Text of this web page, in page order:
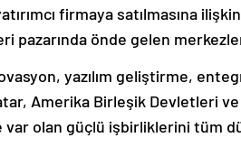
firmaya satılmasına
pazarında önde gelen
yazılım geliştirme,
Amerika Birleşik Devletleri
var olan güçlü işbirliklerini tüm